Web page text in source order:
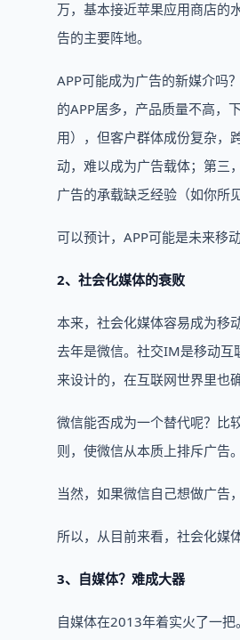
万，基本接近苹果应用商店的
告的主要阵地。
APP可能成为广告的新媒介吗
的APP居多，产品质量不高，
用），但客户群体成份复杂，
动，难以成为广告载体；第三
广告的承载缺乏经验（如你所
可以预计，APP可能是未来移
2、社会化媒体的衰败
本来，社会化媒体容易成为移
去年是微信。社交IM是移动互
来设计的，在互联网世界里也
微信能否成为一个替代呢？比
则，使微信从本质上排斥广告。
当然，如果微信自己想做广告
所以，从目前来看，社会化媒
3、自媒体？难成大器
自媒体在2013年着实火了一